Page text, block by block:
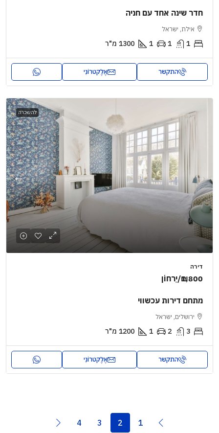
חדר שינה אחד עם חניה
אילת, ישראל
1
1
1
1300 מ"ר
התקשר אֶלֶקטרוֹנִי
להשכרה
דירה
₪1,800/יַרחוֹן
מתחם דירות עכשווי
ירושלים, ישראל
3
2
1
1200 מ"ר
התקשר אֶלֶקטרוֹנִי
1
2
3
4